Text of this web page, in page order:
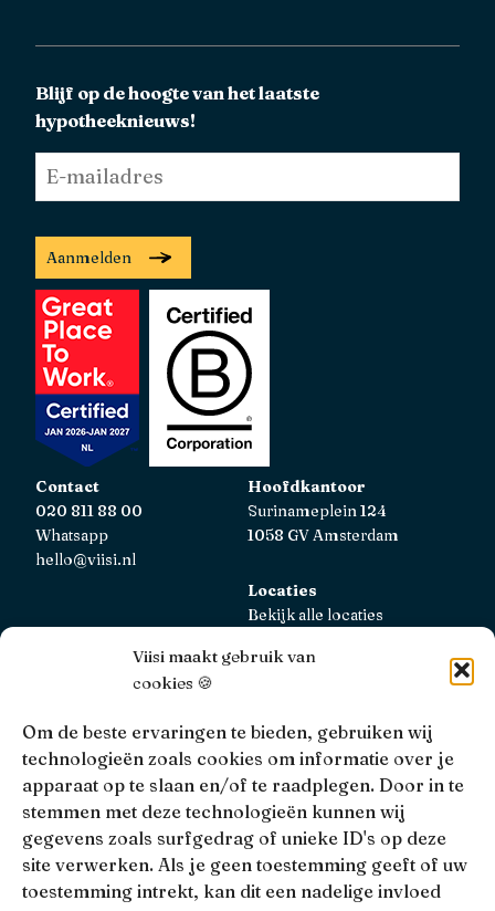
Viisi maakt gebruik van
cookies 🍪
Om de beste ervaringen te bieden, gebruiken wij
technologieën zoals cookies om informatie over je
apparaat op te slaan en/of te raadplegen. Door in te
stemmen met deze technologieën kunnen wij
gegevens zoals surfgedrag of unieke ID's op deze
site verwerken. Als je geen toestemming geeft of uw
toestemming intrekt, kan dit een nadelige invloed
Blijf op de hoogte van het laatste
hypotheeknieuws!
mailadres *
Aanmelden
Contact
020 811 88 00
Whatsapp
hello@viisi.nl
Hoofdkantoor
Surinameplein 124
1058 GV Amsterdam
Locaties
Bekijk alle locaties
Viisi Hypotheken is geregistreerd bij de AFM.
Niet tevreden over onze interne klachtbehandeling, dan
kun je terecht bijKiFiD.